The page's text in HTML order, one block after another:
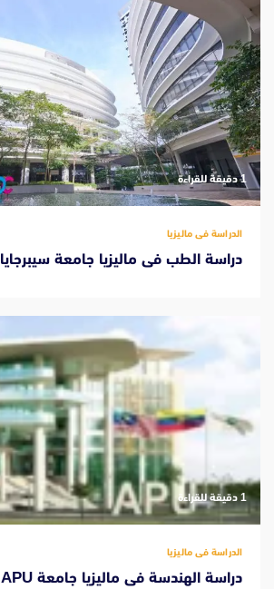
‫1 دقيقة للقراءة
الدراسة فى ماليزيا
دراسة الطب فى ماليزيا جامعة سيبرجايا
‫1 دقيقة للقراءة
الدراسة فى ماليزيا
دراسة الهندسة فى ماليزيا جامعة APU